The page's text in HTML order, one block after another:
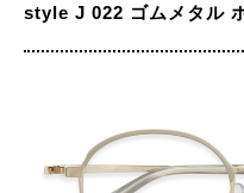
style J 022 ゴムメタル